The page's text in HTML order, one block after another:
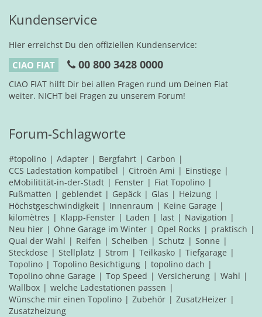
Kundenservice
Hier erreichst Du den offiziellen Kundenservice:
CIAO FIAT 00 800 3428 0000
CIAO FIAT hilft Dir bei allen Fragen rund um Deinen Fiat
weiter. NICHT bei Fragen zu unserem Forum!
Forum-Schlagworte
#topolino Adapter Bergfahrt
Carbon
CCS Ladestation kompatibel
Citroën Ami
Einstiege
eMobilitität-in-der-Stadt
Fenster
Fiat Topolino
Fußmatten
geblendet Gepäck Glas
Heizung
Höchstgeschwindigkeit
Innenraum
Keine Garage
kilomètres
Klapp-Fenster Laden last
Navigation
Neu hier
Ohne Garage im Winter Opel Rocks
praktisch
Qual der Wahl
Reifen Scheiben Schutz
Sonne
Steckdose
Stellplatz Strom Teilkasko
Tiefgarage
Topolino
Topolino Besichtigung
topolino dach
Topolino ohne Garage
Top Speed Versicherung
Wahl
Wallbox
welche Ladestationen passen
Wünsche mir einen Topolino
Zubehör
ZusatzHeizer
Zusatzheizung